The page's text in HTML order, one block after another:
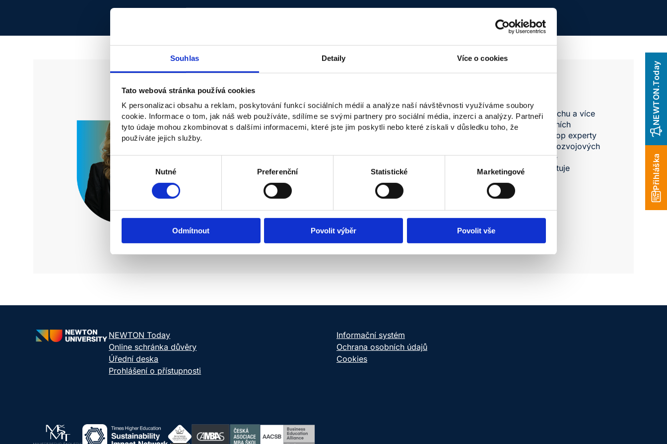
Souhlas Detaily Více o cookies
Tato webová stránka používá cookies
K personalizaci obsahu a reklam, poskytování funkcí sociálních médií a analýze naší návštěvnosti využíváme soubory
cookie. Informace o tom, jak náš web používáte, sdílíme se svými partnery pro sociální média, inzerci a analýzy. Partneři
tyto údaje mohou zkombinovat s dalšími informacemi, které jste jim poskytli nebo které získali v důsledku toho, že
používáte jejich služby.
Výběr
souhlasu
Nutné Preferenční Statistické Marketingové
Odmítnout Povolit výběr Povolit vše
Přihláška
NEWTON.Today
Doc. Ing. Ida Rašovská, Ph.D. má zkušenosti s vlastním podnikáním v cestovním ruchu a více
než dvacet let působí ve vzdělávacích institucích, kde stála u zrodu několika studijních
programů zaměřených na cestovní ruch. Spolupracuje se soukromým sektorem a top experty
z praxe, které propojuje s akademickou sférou. Má za sebou řadu výzkumných a rozvojových
projektů, je expertkou na řízení kvality služeb a destinační management a má velké
cestovatelské zkušenosti, z kterých čerpá ve výuce. Na NEWTON University garantuje
zaměření Podnikání v cestovním ruchu a vyučuje jeho profilové předměty.
doc. Ing. Ida Rašovská, Ph.D.
NEWTON Today
Informační systém
Online schránka důvěry
Ochrana osobních údajů
Úřední deska
Cookies
Prohlášení o přístupnosti